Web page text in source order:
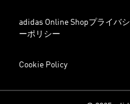
adidas Online Shopプライバシ
ーポリシー
Cookie Policy